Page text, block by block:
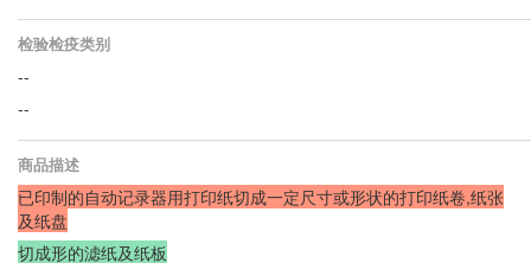
检验检疫类别
--
--
商品描述
已印制的自动记录器用打印纸切成一定尺寸或形状的打印纸卷,纸张
及纸盘
切成形的滤纸及纸板